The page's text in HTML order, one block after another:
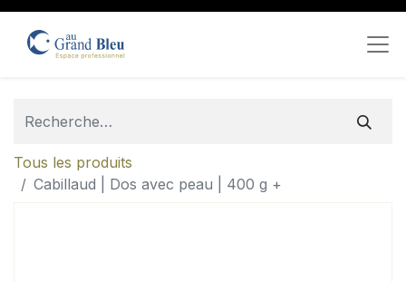
Tous les produits
Cabillaud | Dos avec peau | 400 g +